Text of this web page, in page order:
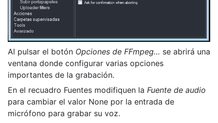
Al pulsar el botón Opciones de FFmpeg… se abrirá una
ventana donde configurar varias opciones
importantes de la grabación.
En el recuadro Fuentes modifiquen la Fuente de audio
para cambiar el valor None por la entrada de
micrófono para grabar su voz.